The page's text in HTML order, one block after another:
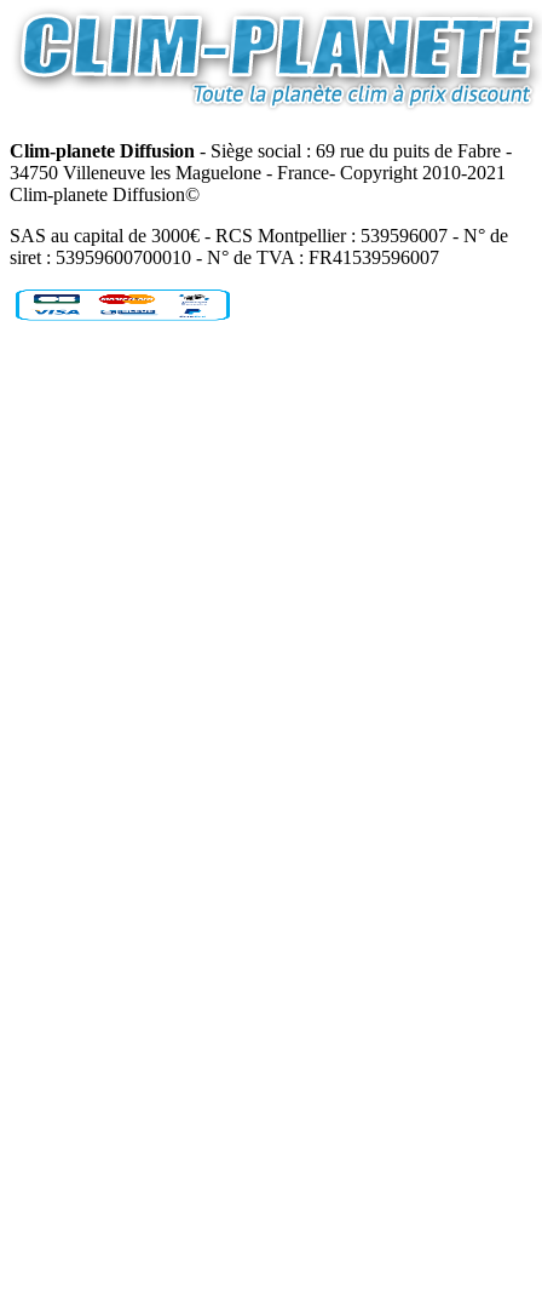
Clim-planete Diffusion - Siège social : 69 rue du puits de Fabre -
34750 Villeneuve les Maguelone - France- Copyright 2010-2021
Clim-planete Diffusion©
SAS au capital de 3000€ - RCS Montpellier : 539596007 - N° de
siret : 53959600700010 - N° de TVA : FR41539596007